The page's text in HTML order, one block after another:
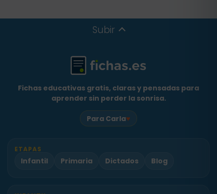
Subir
Fichas educativas gratis, claras y pensadas para
aprender sin perder la sonrisa.
Para Carla♥
ETAPAS
Infantil Primaria Dictados Blog